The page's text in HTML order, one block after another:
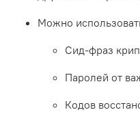
Можно
Сид-фраз
Паролей от
Кодов